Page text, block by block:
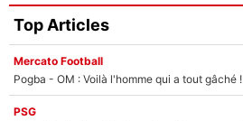
Top Articles
Mercato Football
Pogba - OM : Voilà l'homme qui a tout gâché !
PSG